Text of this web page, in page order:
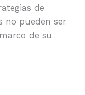
de
no pueden ser
de su